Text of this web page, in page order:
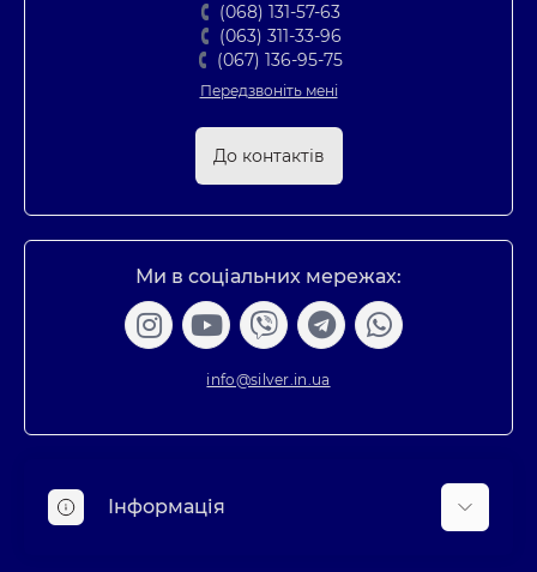
(068) 131-57-63
(063) 311-33-96
(067) 136-95-75
Передзвоніть мені
До контактів
Ми в соціальних мережах:
info@silver.in.ua
Інформація